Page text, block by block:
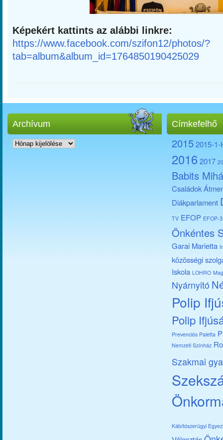
Képekért kattints az alábbi linkre:
https://www.facebook.com/szifon12/photos/?
tab=album&album_id=1764850190425029
Archívum
Archívum
Címkefelhő
20152015-1-
2016 2017
Babits
Családok
Diákparlament
TV EFOP EFOP-
Önkéntes
Garai Marietta
közösségi
Iskola LOHRO
Nyárnyitó
Polip
Polip
Prevenciós Paletta
Nemzeti Színház
Szakmai
Kábítószerügyi